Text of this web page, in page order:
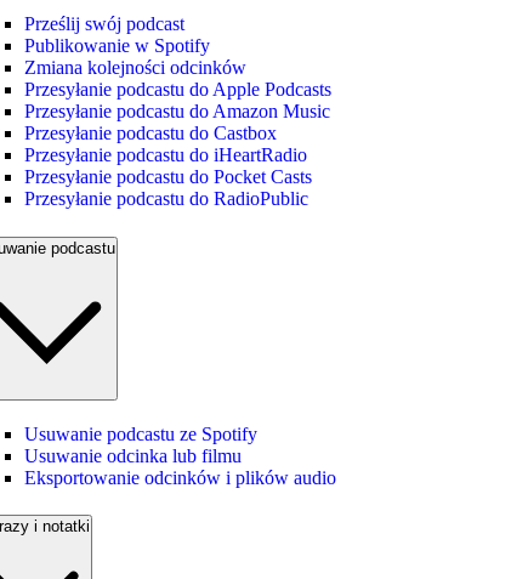
Prześlij swój podcast
Publikowanie w Spotify
Zmiana kolejności odcinków
Przesyłanie podcastu do Apple Podcasts
Przesyłanie podcastu do Amazon Music
Przesyłanie podcastu do Castbox
Przesyłanie podcastu do iHeartRadio
Przesyłanie podcastu do Pocket Casts
Przesyłanie podcastu do RadioPublic
podcastu
Usuwanie podcastu ze Spotify
Usuwanie odcinka lub filmu
Eksportowanie odcinków i plików audio
i notatki